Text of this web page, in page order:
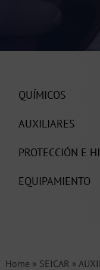
QUÍMICOS
AUXILIARES
PROTECCIÓN E
EQUIPAMIENTO
Home » SEICAR »